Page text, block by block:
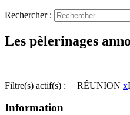
Rechercher :
Les pèlerinages
Filtre(s) actif(s) : RÉUNION x
Information